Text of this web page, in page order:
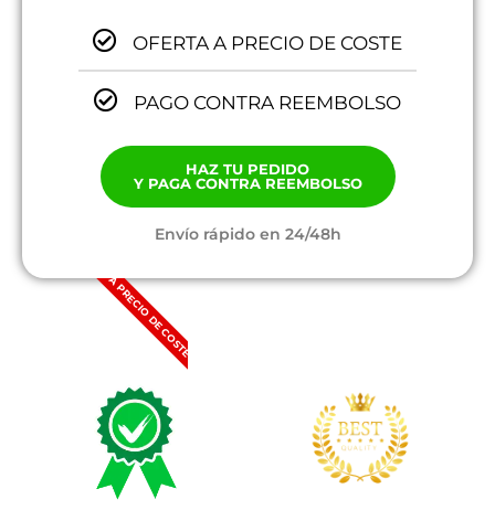
OFERTA A PRECIO DE COSTE
PAGO CONTRA REEMBOLSO
HAZ TU PEDIDO
Y PAGA CONTRA REEMBOLSO
Envío rápido en 24/48h
A PRECIO DE COSTE